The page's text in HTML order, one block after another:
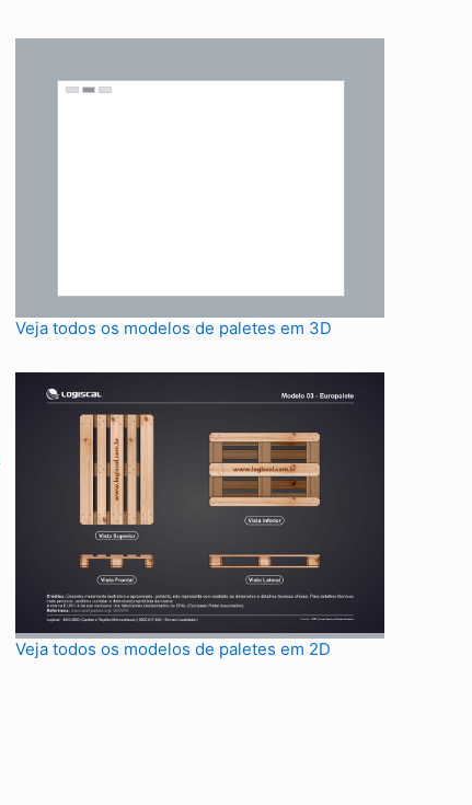
Veja todos os modelos de paletes em 3D
Veja todos os modelos de paletes em 2D